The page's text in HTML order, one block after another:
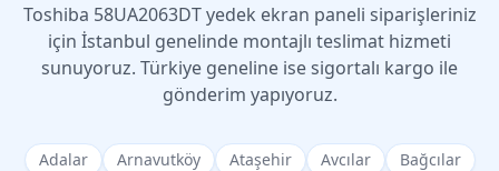
Toshiba 58UA2063DTyedek ekran paneli siparişleriniz
için İstanbul genelinde montajlı teslimat hizmeti
sunuyoruz. Türkiye geneline ise sigortalı kargo ile
gönderim yapıyoruz.
Adalar Arnavutköy Ataşehir Avcılar
Bağcılar